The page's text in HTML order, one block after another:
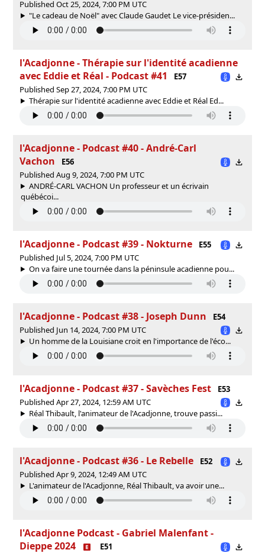
Published Oct 25, 2024, 7:00 PM UTC
"Le cadeau de Noël" avec Claude Gaudet Le vice-présiden...
l'Acadjonne - Thérapie sur l'identité acadienne
avec Eddie et Réal - Podcast #41
E57
Published Sep 27, 2024, 7:00 PM UTC
Thérapie sur l'identité acadienne avec Eddie et Réal Ed...
l'Acadjonne - Podcast #40 - André-Carl
Vachon
E56
Published Aug 9, 2024, 7:00 PM UTC
ANDRÉ-CARL VACHON Un professeur et un écrivain
québécoi...
l'Acadjonne - Podcast #39 - Nokturne
E55
Published Jul 5, 2024, 7:00 PM UTC
On va faire une tournée dans la péninsule acadienne pou...
l'Acadjonne - Podcast #38 - Joseph Dunn
E54
Published Jun 14, 2024, 7:00 PM UTC
Un homme de la Louisiane croit en l'importance de l'éco...
l'Acadjonne - Podcast #37 - Savèches Fest
E53
Published Apr 27, 2024, 12:59 AM UTC
Réal Thibault, l'animateur de l'Acadjonne, trouve passi...
l'Acadjonne - Podcast #36 - Le Rebelle
E52
Published Apr 9, 2024, 12:49 AM UTC
L'animateur de l'Acadjonne, Réal Thibault, va avoir une...
l'Acadjonne Podcast - Gabriel Malenfant -
Dieppe 2024
E51